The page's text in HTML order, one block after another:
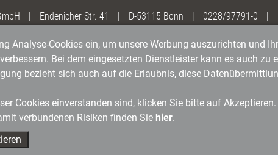
| Endenicher Str. 41 | D-53115 Bonn | 0228/97791-0 |
Analyse-Cookies ein, um unsere Werbung auszurichten und
Bei dem eingesetzten Dienstleister kann es auch zu
bezieht sich auch auf die Erlaubnis, diese
Cookies einverstanden sind, klicken Sie bitte auf
verbundenen Risiken finden Sie hier.